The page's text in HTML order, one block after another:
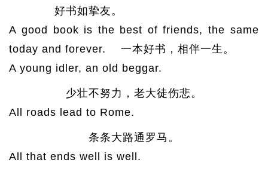
好书如挚友。
A good book is the best of friends, the same
today and forever. 一本好书，相伴一生。
A young idler, an old beggar.
少壮不努力，老大徒伤悲。
All roads lead to Rome.
条条大路通罗马。
All that ends well is well.